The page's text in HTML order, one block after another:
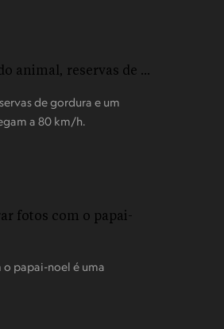
de gordura e um
a 80 km/h.
papai-noel é uma